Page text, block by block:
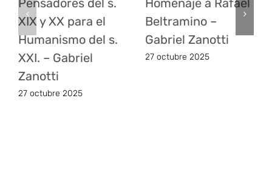
Pensadores del s.
XIX y XX para el
Humanismo del s.
XXI. – Gabriel
Zanotti
27 octubre 2025
Homenaje a Rafael
Beltramino –
Gabriel Zanotti
27 octubre 2025